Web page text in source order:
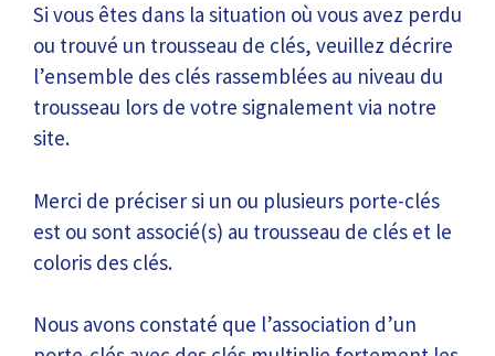
Si vous êtes dans la situation où vous avez perdu
ou trouvé un trousseau de clés, veuillez décrire
l’ensemble des clés rassemblées au niveau du
trousseau lors de votre signalement via notre
site.
Merci de préciser si un ou plusieurs porte-clés
est ou sont associé(s) au trousseau de clés et le
coloris des clés.
Nous avons constaté que l’association d’un